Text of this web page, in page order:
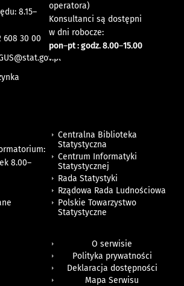
8.15–
608 30 00
operatora)
Konsultanci są dostępni
w dni robocze:
pon–pt : godz. 8.00–15.00
8.00–
Centralna Biblioteka
Statystyczna
Centrum Informatyki
Statystycznej
Rada Statystyki
Rządowa Rada Ludnościowa
Polskie Towarzystwo
Statystyczne
O serwisie
Polityka prywatności
Deklaracja dostępności
Mapa Serwisu